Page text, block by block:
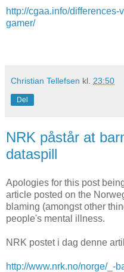
http://cgaa.info/
gamer/
Christian Tellefsen kl. 23:50
Del
NRK påstår at
dataspill
Apologies for this post
article posted on the
blaming (amongst other
people's mental illness.
NRK postet i dag denne
http://www.nrk.no/norge/_-